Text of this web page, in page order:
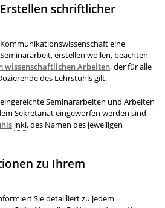
schriftlicher
eine
erstellen wollen, beachten
wissenschaftlichen Arbeiten, der für alle
des Lehrstuhls gilt.
Seminararbeiten und Arbeiten
Sekretariat eingeworfen werden sind
inkl.des Namen des jeweiligen
zu Ihrem
Sie detailliert zu jedem